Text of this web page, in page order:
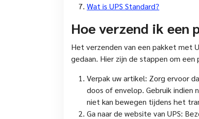
Wat is UPS Standard?
Hoe verzend ik een
Het verzenden van een pakket met
gedaan. Hier zijn de stappen om
Verpak uw artikel: Zorg ervoor
doos of envelop. Gebruik
niet kan bewegen tijdens het
Ga naar de website van UPS: